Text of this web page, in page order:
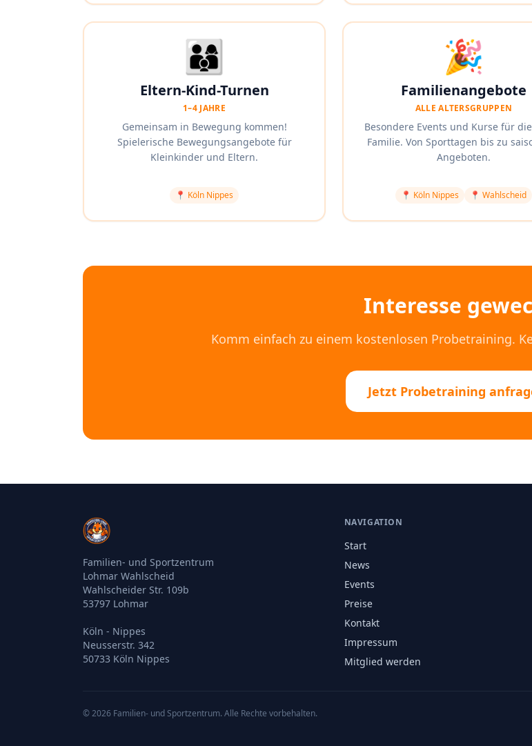
👨‍👩‍👦
Eltern-Kind-Turnen
1–4 JAHRE
Gemeinsam in Bewegung kommen!
Spielerische Bewegungsangebote für
Kleinkinder und Eltern.
📍 Köln Nippes
🎉
Familienangebote
ALLE ALTERSGRUPPEN
Besondere Events und Kurse für
Familie. Von Sporttagen bis zu
Angeboten.
📍 Köln Nippes 📍 Wahlscheid
Interesse
Komm einfach zu einem kostenlosen Probetraining.
Jetzt Probetraining
Familien- und Sportzentrum
Lohmar Wahlscheid
Wahlscheider Str. 109b
53797 Lohmar
Köln - Nippes
Neusserstr. 342
50733 Köln Nippes
NAVIGATION
Start
News
Events
Preise
Kontakt
Impressum
Mitglied werden
©2026 Familien- und Sportzentrum. Alle Rechte vorbehalten.